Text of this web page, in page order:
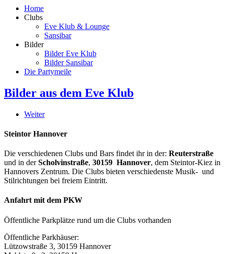
Home
Clubs
Eve Klub & Lounge
Sansibar
Bilder
Bilder Eve Klub
Bilder Sansibar
Die Partymeile
Bilder aus dem Eve Klub
Weiter
Steintor Hannover
Die verschiedenen Clubs und Bars findet ihr in der: Reuterstraße
und in derScholvinstraße, 30159 Hannover, dem Steintor-Kiez in
Hannovers Zentrum. Die Clubs bieten verschiedenste Musik- und
Stilrichtungen bei freiem Eintritt.
Anfahrt mit dem PKW
Öffentliche Parkplätze rund um die Clubs vorhanden
Öffentliche Parkhäuser:
Lützowstraße 3, 30159 Hannover